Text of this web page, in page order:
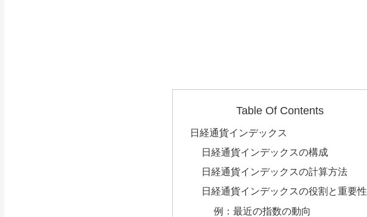
Table Of Contents
日経通貨インデックス
日経通貨インデックスの構成
日経通貨インデックスの計算方法
日経通貨インデックスの役割と重要性
例：最近の指数の動向